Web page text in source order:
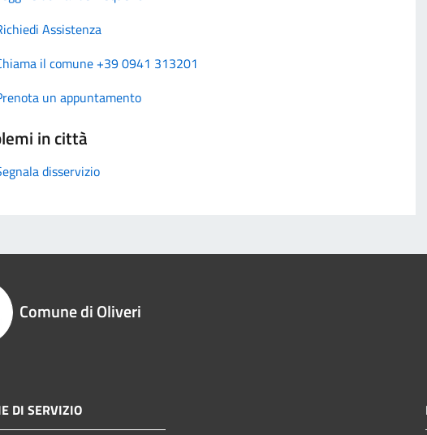
Assistenza
il comune +39 0941 313201
un appuntamento
in città
disservizio
Comune di Oliveri
DI SERVIZIO